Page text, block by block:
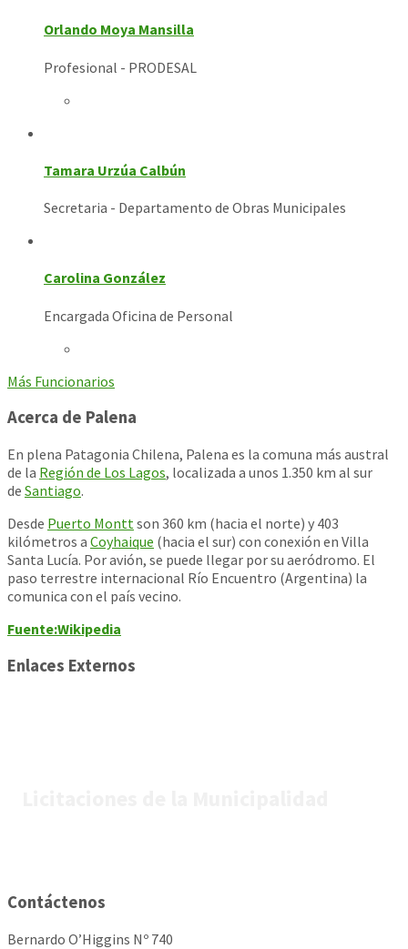
Orlando Moya Mansilla
Profesional - PRODESAL
Tamara Urzúa Calbún
Secretaria - Departamento de Obras Municipales
Carolina González
Encargada Oficina de Personal
Más Funcionarios
Acerca de Palena
En plena Patagonia Chilena, Palena es la comuna más austral
de la Región de Los Lagos, localizada a unos 1.350 km al sur
de Santiago.
Desde Puerto Monttson 360 km (hacia el norte) y 403
kilómetros a Coyhaique (hacia el sur) con conexión en Villa
Santa Lucía. Por avión, se puede llegar por su aeródromo. El
paso terrestre internacional Río Encuentro (Argentina) la
comunica con el país vecino.
Fuente:Wikipedia
Enlaces Externos
Contáctenos
Bernardo O’Higgins Nº 740